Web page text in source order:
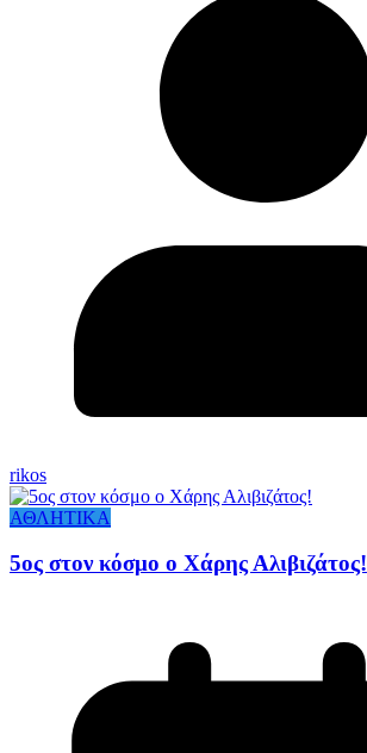
rikos
ΑΘΛΗΤΙΚΑ
5ος στον κόσμο ο Χάρης Αλιβιζάτος!